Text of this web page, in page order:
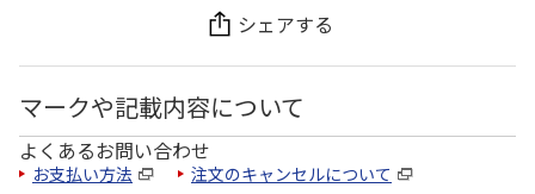
シェアする
マークや記載内容について
よくあるお問い合わせ
お支払い方法 注文のキャンセルについて